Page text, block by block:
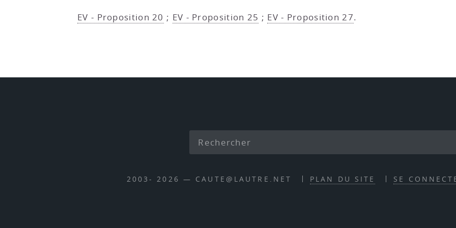
EV - Proposition 20 ; EV - Proposition 25 ; EV - Proposition 27.
2003- 2026 — CAUTE@LAUTRE.NET PLAN DU SITE SE